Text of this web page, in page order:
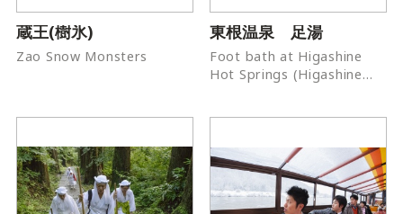
蔵王(樹氷)
Zao Snow Monsters
東根温泉 足湯
Foot bath at Higashine
Hot Springs (Higashine